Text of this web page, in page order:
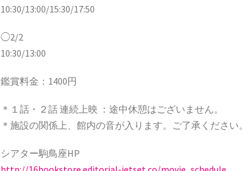
10:30/13:00/15:30/17:50
◯2/2
10:30/13:00
鑑賞料金：1400円
＊１話・２話 連続上映 ：途中休憩はございません。
＊施設の関係上、館内の音が入ります。ご了承ください。
シアター駒鳥座HP